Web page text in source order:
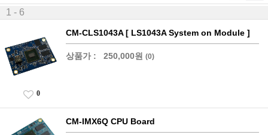
1 - 6
CM-CLS1043A [ LS1043A System on Module ]
상품가 : 250,000원 (0)
0
CM-IMX6Q CPU Board